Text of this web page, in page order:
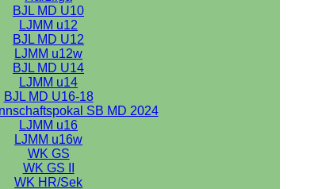
BJL MD U10
LJMM u12
BJL MD U12
LJMM u12w
BJL MD U14
LJMM u14
BJL MD U16-18
SB MD 2024
LJMM u16
LJMM u16w
WK GS
WK GS II
WK HR/Sek